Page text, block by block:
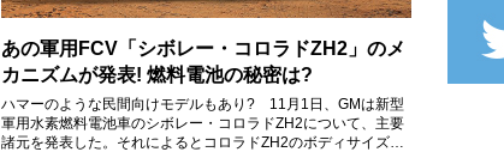
あの軍用FCV「シボレー・コロラドZH2」のメ
カニズムが発表! 燃料電池の秘密は?
ハマーのような民間向けモデルもあり? 11月1日、GMは新型
軍用水素燃料電池車のシボレー・コロラドZH2について、主要
諸元を発表した。それによるとコロラドZH2のボディサイズは